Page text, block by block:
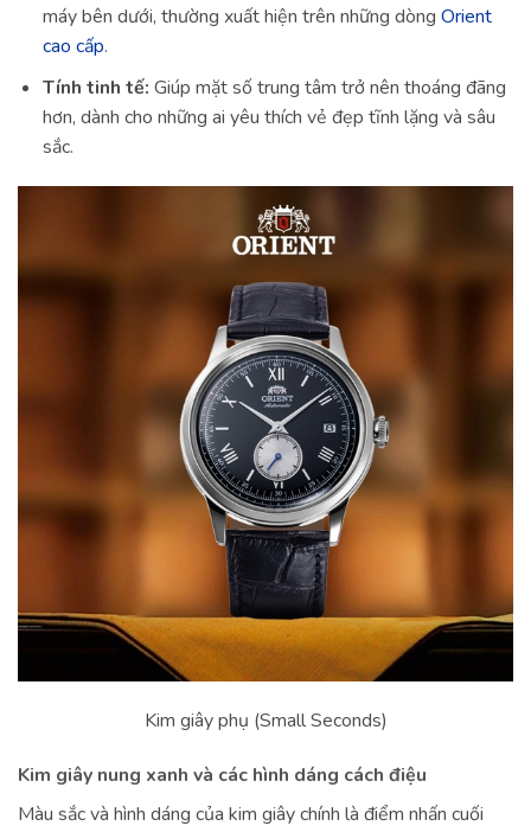
máy bên dưới, thường xuất hiện trên những dòng Orient
cao cấp.
Tính tinh tế: Giúp mặt số trung tâm trở nên thoáng đãng
hơn, dành cho những ai yêu thích vẻ đẹp tĩnh lặng và sâu
sắc.
Kim giây phụ (Small Seconds)
Kim giây nung xanh và các hình dáng cách điệu
Màu sắc và hình dáng của kim giây chính là điểm nhấn cuối